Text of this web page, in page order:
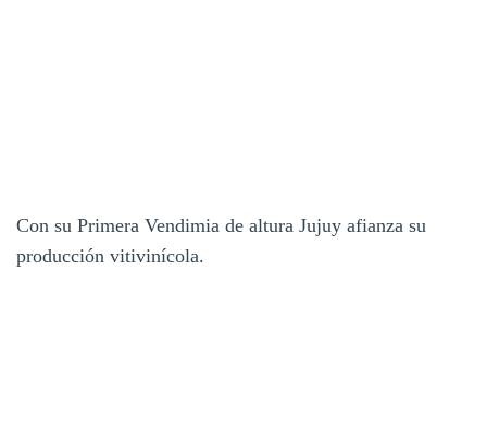
Con su Primera Vendimia de altura Jujuy afianza su
producción vitivinícola.